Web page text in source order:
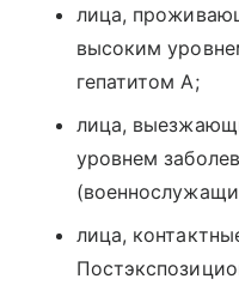
лица,
высоким
гепатитом А;
лица,
уровнем
лица,